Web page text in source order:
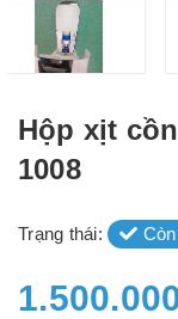
Hộp xịt
1008
Trạng thái: